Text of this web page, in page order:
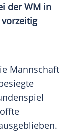
der WM in
Mannschaft